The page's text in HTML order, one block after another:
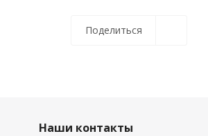
Поделиться
Наши контакты